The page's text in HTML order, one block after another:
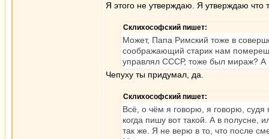
Я этого не утверждаю. Я утверждаю что
Склихософский пишет:
Может, Папа Римский тоже в
соображающий старик нам
управлял СССР, тоже был мираж? А
Чепуху ты придумал, да.
Склихософский пишет:
Всё, о чём я говорю, я говорю, судя
когда пишу вот такой. А в полусне,
так же. Я не верю в то, что после